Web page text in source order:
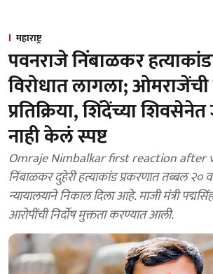
महाराष्ट्र
पवनराजे निंबाळकर
विरोधात लागला; ओमराजेंची
प्रतिक्रिया, शिंदेंच्या
नाही केलं स्पष्ट
Omraje Nimbalkar first reaction after
निंबाळकर दुहेरी हत्याकांड प्रकरणात तब्बल २०
न्यायालयाने निकाल दिला आहे. माजी मंत्री
आरोपींची निर्दोष मुक्तता करण्यात आली.